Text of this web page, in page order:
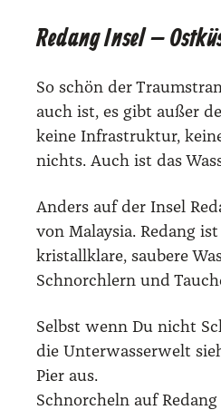
Redang Insel –
So schön der
auch ist, es gibt außer
kei­ne Infra­struk­tur,
nichts. Auch ist das
Anders auf der Insel
von Malay­sia. Redang
kris­tall­kla­re, sau­be­re
Schnorch­lern und
Selbst wenn Du nicht
die Unter­was­ser­welt
Pier aus.
Schnor­cheln auf